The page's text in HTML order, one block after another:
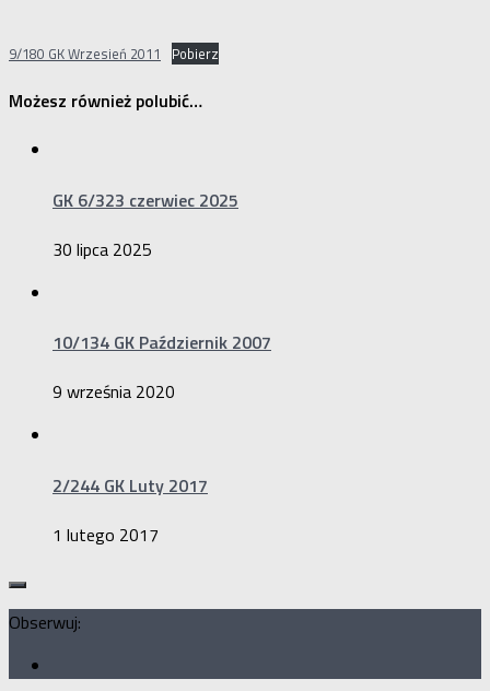
9/180 GK Wrzesień 2011 Pobierz
Możesz również polubić…
GK 6/323 czerwiec 2025
30 lipca 2025
10/134 GK Październik 2007
9 września 2020
2/244 GK Luty 2017
1 lutego 2017
Obserwuj: